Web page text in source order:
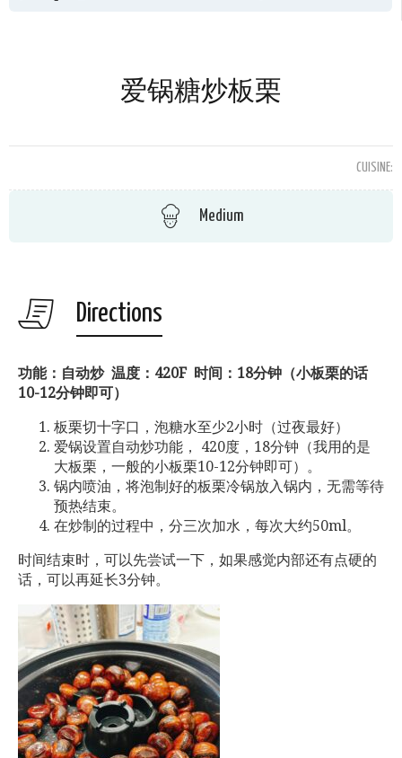
爱锅糖炒板栗
CUISINE:
Medium
Directions
功能：自动炒 温度：420F 时间：18分钟（小板栗的话
10-12分钟即可）
板栗切十字口，泡糖水至少2小时（过夜最好）
爱锅设置自动炒功能， 420度，18分钟（我用的是
大板栗，一般的小板栗10-12分钟即可）。
锅内喷油，将泡制好的板栗冷锅放入锅内，无需等待
预热结束。
在炒制的过程中，分三次加水，每次大约50ml。
时间结束时，可以先尝试一下，如果感觉内部还有点硬的
话，可以再延长3分钟。